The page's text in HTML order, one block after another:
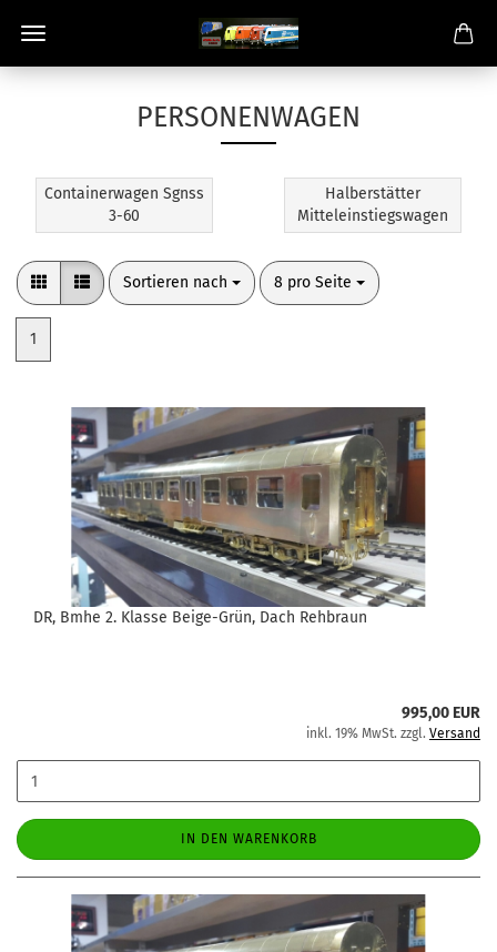
PERSONENWAGEN
Containerwagen Sgnss
3-60
Halberstätter
Mitteleinstiegswagen
Sortieren nach
Sortieren nach 8 pro Seite
pro Seite
1
DR, Bmhe 2. Klasse Beige-Grün, Dach Rehbraun
995,00 EUR
inkl. 19% MwSt. zzgl. Versand
IN DEN WARENKORB